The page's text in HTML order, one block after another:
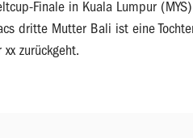
Finale in Kuala Lumpur (MYS)
dritte Mutter Bali ist eine
zurückgeht.